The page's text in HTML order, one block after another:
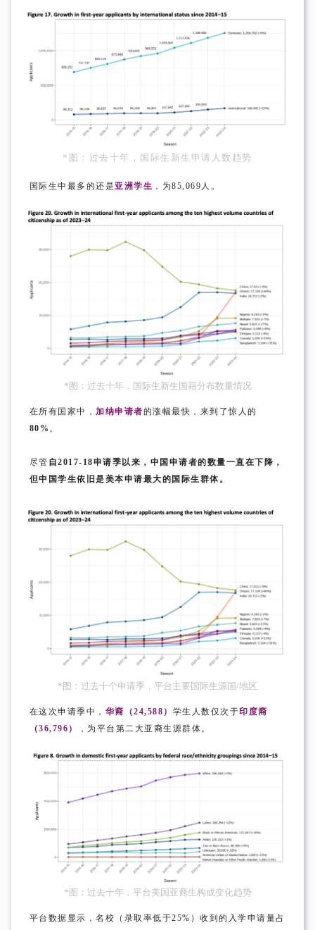
*图：过去十年，国际生新生申请人数趋势
国际生中最多的还是 亚洲学生 ，为85,069人。
*图：过去十年，国际生新生国籍分布数量情况
在所有国家中，加纳申请者的涨幅最快，来到了惊人的
80% 。
尽管 自2017-18申请季以来，中国申请者的数量一直在下降，
但中国学生依旧是美本申请最大的国际生群体。
*图：过去十个申请季，平台主要国际生源国/地区
在这次申请季中， 华裔（24,588） 学生人数仅次于印度裔
（36,796）
，为平台第二大亚裔生源群体。
*图：过去十年，平台美国亚裔生构成变化趋势
平台数据显示，名校（录取率低于25%）收到的入学申请量占